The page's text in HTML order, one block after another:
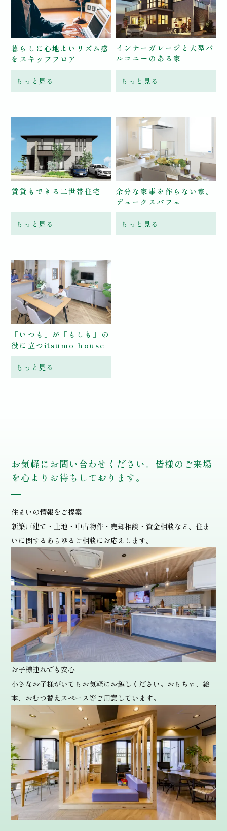
暮らしに心地よいリズム感
を スキップフロア
もっと見る
インナーガレージと 大型バ
ルコニーのある家
もっと見る
賃貸もできる 二世帯住宅
もっと見る
余分な家事を作らない家。
デュークスパフェ
もっと見る
「いつも」が 「もしも」の
役に立つitsumo house
もっと見る
お気軽にお問い合わせください。皆様のご来場
を心よりお待ちしております。
住まいの情報をご提案
新築戸建て・土地・中古物件・売却相談・資金相談など、住ま
いに関するあらゆるご相談にお応えします。
お子様連れでも安心
小さなお子様がいてもお気軽にお越しください。おもちゃ、絵
本、おむつ替えスペース等ご用意しています。